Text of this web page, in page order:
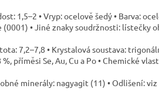
1,5–2 • Vryp: ocelově šedý • Barva:
(0001) • Jiné znaky soudržnosti: lístečky
7,2–7,8 • Krystalová soustava:
%, příměsi Se, Au, Cu a Po • Chemické
minerály: nagyagit (11) • Odlišení: